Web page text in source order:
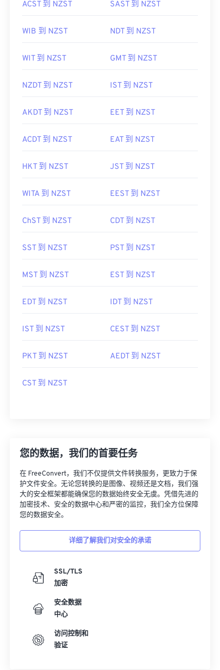
ACST 到 NZST SAST 到 NZST
WIB 到 NZST NDT 到 NZST
WIT 到 NZST GMT 到 NZST
NZDT 到 NZST IST 到 NZST
AKDT 到 NZST EET 到 NZST
ACDT 到 NZST EAT 到 NZST
HKT 到 NZST JST 到 NZST
WITA 到 NZST EEST 到 NZST
ChST 到 NZST CDT 到 NZST
SST 到 NZST PST 到 NZST
MST 到 NZST EST 到 NZST
EDT 到 NZST IDT 到 NZST
IST 到 NZST CEST 到 NZST
PKT 到 NZST AEDT 到 NZST
CST 到 NZST
您的数据，我们的首要任务
在 FreeConvert，我们不仅提供文件转换服务，更致力于保
护文件安全。无论您转换的是图像、视频还是文档，我们强
大的安全框架都能确保您的数据始终安全无虞。凭借先进的
加密技术、安全的数据中心和严密的监控，我们全方位保障
您的数据安全。
详细了解我们对安全的承诺
SSL/TLS
加密
安全数据
中心
访问控制和
验证